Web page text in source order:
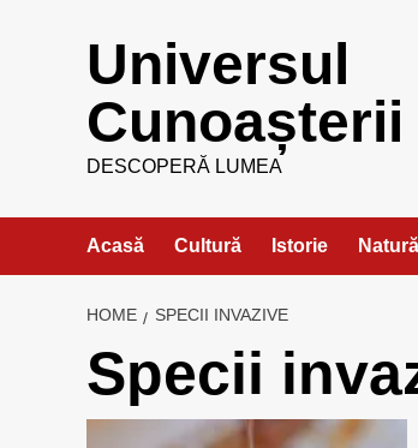
Universul
Cunoașterii
DESCOPERĂ LUMEA
Acasă Cultură Istorie Natură
HOME SPECII INVAZIVE
Specii